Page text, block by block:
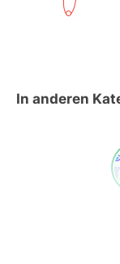
In anderen